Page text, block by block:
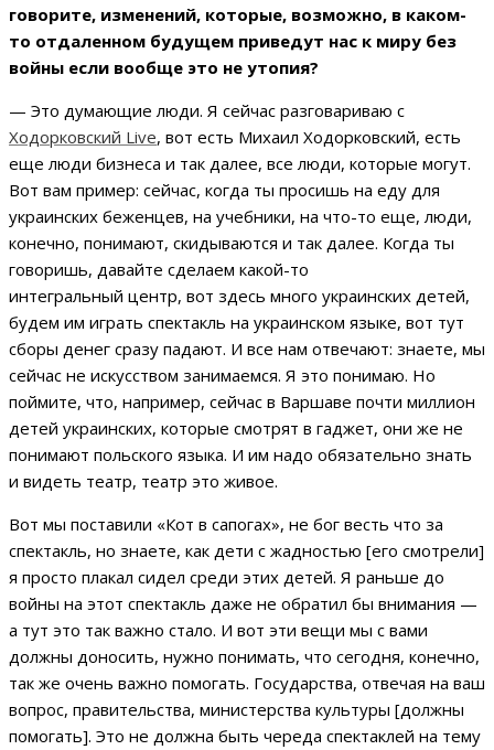
говорите, изменений, которые, возможно, в каком-
то отдаленном будущем приведут нас к миру без
войны если вообще это не утопия?
— Это думающие люди. Я сейчас разговариваю с
Ходорковский Live, вот есть Михаил Ходорковский, есть
еще люди бизнеса и так далее, все люди, которые могут.
Вот вам пример: сейчас, когда ты просишь на еду для
украинских беженцев, на учебники, на что-то еще, люди,
конечно, понимают, скидываются и так далее. Когда ты
говоришь, давайте сделаем какой-то
интегральный центр, вот здесь много украинских детей,
будем им играть спектакль на украинском языке, вот тут
сборы денег сразу падают. И все нам отвечают: знаете, мы
сейчас не искусством занимаемся. Я это понимаю. Но
поймите, что, например, сейчас в Варшаве почти миллион
детей украинских, которые смотрят в гаджет, они же не
понимают польского языка. И им надо обязательно знать
и видеть театр, театр это живое.
Вот мы поставили «Кот в сапогах», не бог весть что за
спектакль, но знаете, как дети с жадностью [его смотрели]
я просто плакал сидел среди этих детей. Я раньше до
войны на этот спектакль даже не обратил бы внимания —
а тут это так важно стало. И вот эти вещи мы с вами
должны доносить, нужно понимать, что сегодня, конечно,
так же очень важно помогать. Государства, отвечая на ваш
вопрос, правительства, министерства культуры [должны
помогать]. Это не должна быть череда спектаклей на тему